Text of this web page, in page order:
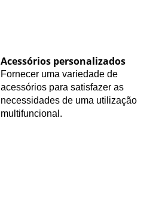
Acessórios personalizados
Fornecer uma variedade de
acessórios para satisfazer as
necessidades de uma utilização
multifuncional.